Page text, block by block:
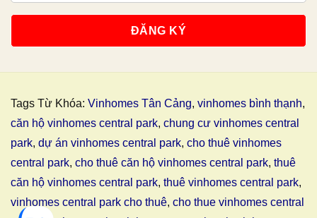
Tags Từ Khóa: Vinhomes Tân Cảng, vinhomes bình thạnh,
căn hộ vinhomes central park, chung cư vinhomes central
park, dự án vinhomes central park, cho thuê vinhomes
central park, cho thuê căn hộ vinhomes central park, thuê
căn hộ vinhomes central park, thuê vinhomes central park,
vinhomes central park cho thuê, cho thue vinhomes central